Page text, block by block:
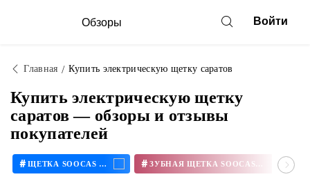
Обзоры Войти
Главная Купить электрическую щетку саратов
Купить электрическую щетку
саратов — обзоры и отзывы
покупателей
# ЩЕТКА SOOCAS X3 #